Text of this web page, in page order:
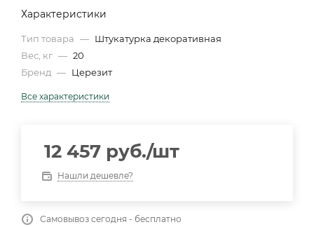
Характеристики
Тип товара — Штукатурка декоративная
Вес, кг — 20
Бренд — Церезит
Все характеристики
12 457 руб./шт
Нашли дешевле?
Самовывоз сегодня - бесплатно